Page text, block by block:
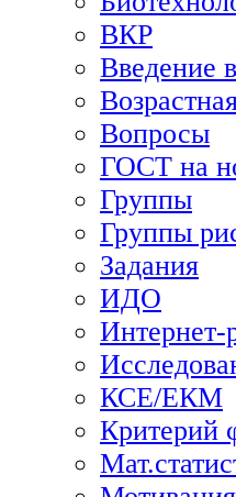
ВКР
Введение
Вопросы
ГОСТ на
Группы
Группы
Задания
ИДО
Интернет-
КСЕ/ЕКМ
Критерий